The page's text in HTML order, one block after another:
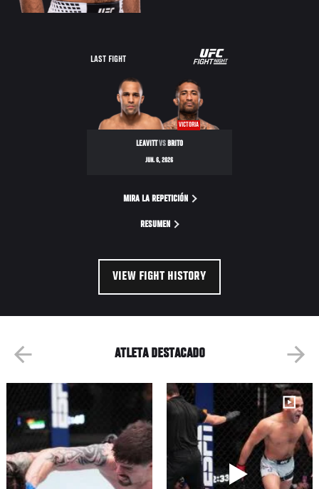
LAST FIGHT
VICTORIA
LEAVITTVSBRITO
JUN. 6, 2026
MIRA LA REPETICIÓN
RESUMEN
VIEW FIGHT HISTORY
ATLETA DESTACADO